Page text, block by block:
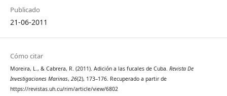
Publicado
21-06-2011
Cómo citar
Moreira, L., & Cabrera, R. (2011). Adición a las fucales de Cuba. Revista De
Investigaciones Marinas, 26(2), 173–176. Recuperado a partir de
https://revistas.uh.cu/rim/article/view/6802